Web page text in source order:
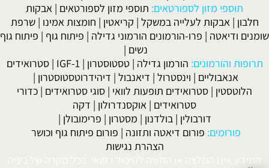
תוספי מזון לספורטאים: תוספי מזון לספורטאים | אבקות
חלבון | אבקות לעלייה במשקל | קריאטין | חומצות אמינו |שרפת
שומנים ודיאטה | פרו-הורמונים הורמוני גדילה | פיתוח גוף | פיתוח גוף
נשים |
תרופות והורמונים: הורמון גדילה |טסטוסטרון |
IGF-1
|סטרואידים
אנאבוליים | וינסטרול | דיאנבול | דיהידרוטסטוסטרון |
הלוטסטין | סטרואידים תופעות לוואי | סוגי סטרואידים | כדורי
סטרואידים | אוקסנדרולון | דקה
דורבולין | בולדנון | מסטרון | פרימובולן |
פורומים: פורום דיאטה ותזונה | פורום פיתוח גוף וכושר
הצהרת נגישות
המידע אינו המלצה או התוויה לטיפול רפואי. בכל מקרה של בעיה